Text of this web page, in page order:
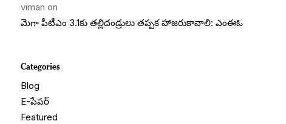
viman on
మెగా పీటీఎం 3.1కు తల్లిదండ్రులు తప్పక హాజరుకావాలి: ఎంఈఓ
Categories
Blog
E-పేపర్
Featured